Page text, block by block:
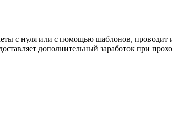
с нуля или с помощью шаблонов, проводит
дополнительный заработок при